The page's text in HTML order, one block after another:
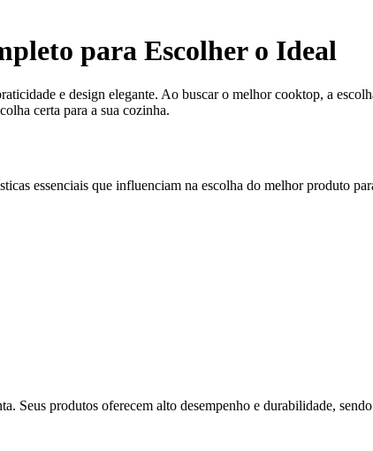
para Escolher o Ideal
e design elegante. Ao buscar o melhor cooktop, a
certa para a sua cozinha.
essenciais que influenciam na escolha do melhor produto
Seus produtos oferecem alto desempenho e durabilidade,